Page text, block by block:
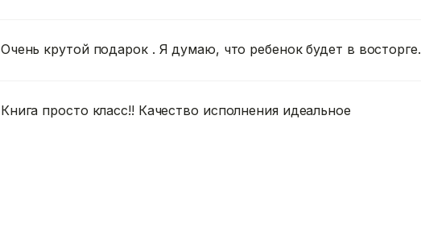
Очень крутой подарок . Я думаю, что ребенок будет в восторге.
Книга просто класс!! Качество исполнения идеальное